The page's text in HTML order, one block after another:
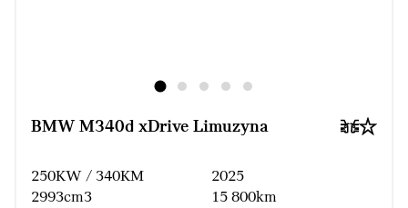
BMW M340d xDrive Limuzyna
250KW / 340KM
2993cm3
2025
15 800km